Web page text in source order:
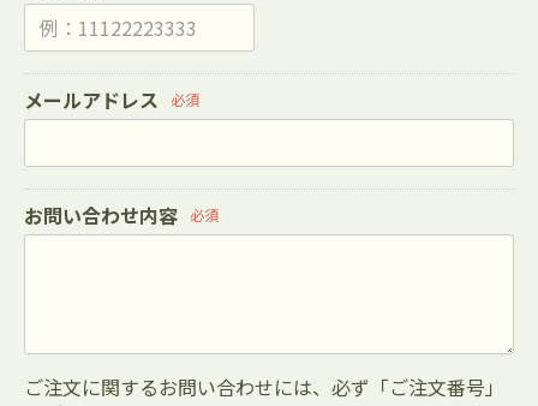
メールアドレス 必須
お問い合わせ内容 必須
ご注文に関するお問い合わせには、必ず「ご注文番号」